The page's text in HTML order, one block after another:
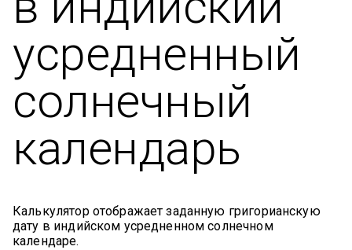
усредненный
солнечный
календарь
Калькулятор отображает заданную григорианскую
дату в индийском усредненном солнечном
календаре.